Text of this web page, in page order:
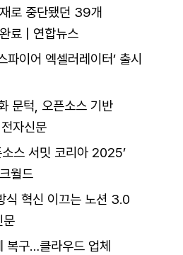
로 중단됐던 39개
료 | 연합뉴스
파이어 엑셀러레이터’ 출시
문턱, 오픈소스 기반
자신문
소스 서밋 코리아 2025’
월드
식 혁신 이끄는 노션 3.0
문
복구…클라우드 업체